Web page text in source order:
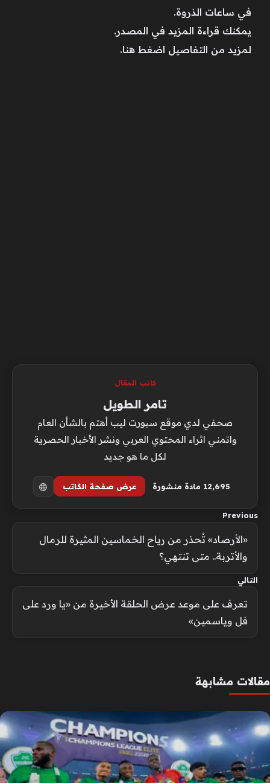
في ساعات الذروة.
يمكنك قراءة المزيد في المصدر.
لمزيد من التفاصيل اضغط هنا.
كاتب المقال
تامر الطويل
صحفي لدي موقع سبورت ليب أهتم بالشأن العام
واتمني اثراء المحتوي العربي ونشر الأخبار الحصرية
لكل ما هو جديد
12٬695 مادة منشورة عرض صفحة الكاتب
Previous
«الأرصاد» تُحذر من رياح الخماسين المثيرة للرمال
والأتربة.. متى تنتهي؟
التالي
تعرف على موعد عرض الحلقة الأخيرة من «يا ورد على
فل وياسمين»
مقالات مشابهة